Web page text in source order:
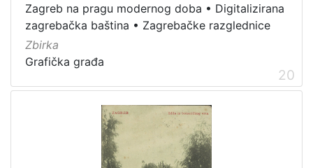
Zagreb na pragu modernog doba • Digitalizirana
zagrebačka baština • Zagrebačke razglednice
Zbirka
Grafička građa
20